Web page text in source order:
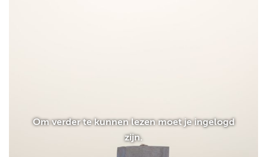
Om verder te kunnen lezen moet je ingelogd
zijn.